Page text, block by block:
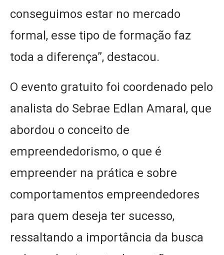
conseguimos estar no mercado
formal, esse tipo de formação faz
toda a diferença”, destacou.
O evento gratuito foi coordenado pelo
analista do Sebrae Edlan Amaral, que
abordou o conceito de
empreendedorismo, o que é
empreender na prática e sobre
comportamentos empreendedores
para quem deseja ter sucesso,
ressaltando a importância da busca